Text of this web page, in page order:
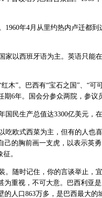
年4月从里约热内卢迁都
以西班牙语为主。英语只能
”。巴西有“宝石之国”、“可
期6年。国会分参众两院，参议
民生产总值达3300亿美元，
欧式西菜为主，但有的人也
己的胸前画一支虎，以表示英
。
随时记住，你的言谈举止，
为重视，不可大意。巴西利亚
人口863万多，是巴西最大